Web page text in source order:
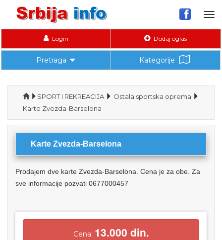
Login Dodaj oglas
Pretraga Kategorije
SPORT I REKREACIJA
Ostala sportska oprema
Karte Zvezda-Barselona
Karte Zvezda-Barselona
Prodajem dve karte Zvezda-Barselona. Cena je za obe. Za
sve informacije pozvati 0677000457
Cena: 13.000 din.